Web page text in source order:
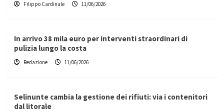
Filippo Cardinale 11/06/2026
In arrivo 38 mila euro per interventi straordinari di
pulizia lungo la costa
Redazione 11/06/2026
Selinunte cambia la gestione dei rifiuti: via i contenitori
dal litorale